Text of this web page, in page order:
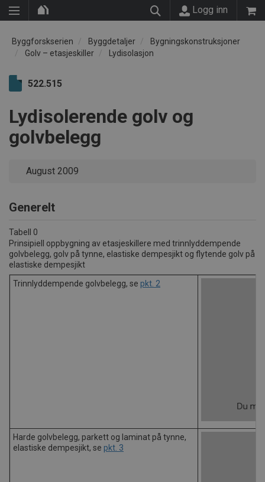
Logg inn
Byggforskserien Byggdetaljer
Bygningskonstruksjoner
Golv – etasjeskiller
Lydisolasjon
522.515
Lydisolerende golv og
golvbelegg
August 2009
Generelt
Tabell 0
Prinsipiell oppbygning av etasjeskillere med trinnlyddempende
golvbelegg, golv på tynne, elastiske dempesjikt og flytende golv på
elastiske dempesjikt
Trinnlyddempende golvbelegg, se pkt. 2
Harde golvbelegg, parkett og laminat på tynne,
elastiske dempesjikt, se pkt. 3